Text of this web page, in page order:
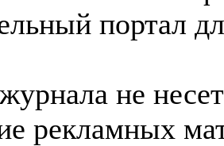
портал
не
рекламных